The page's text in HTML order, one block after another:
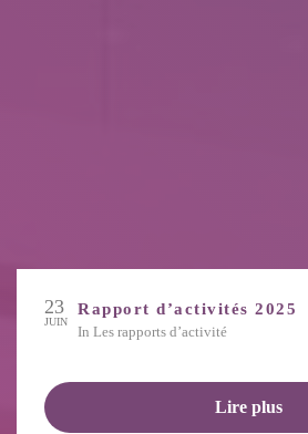
23
JUIN
Rapport d’activités 2025
in Les rapports d’activité
Lire plus